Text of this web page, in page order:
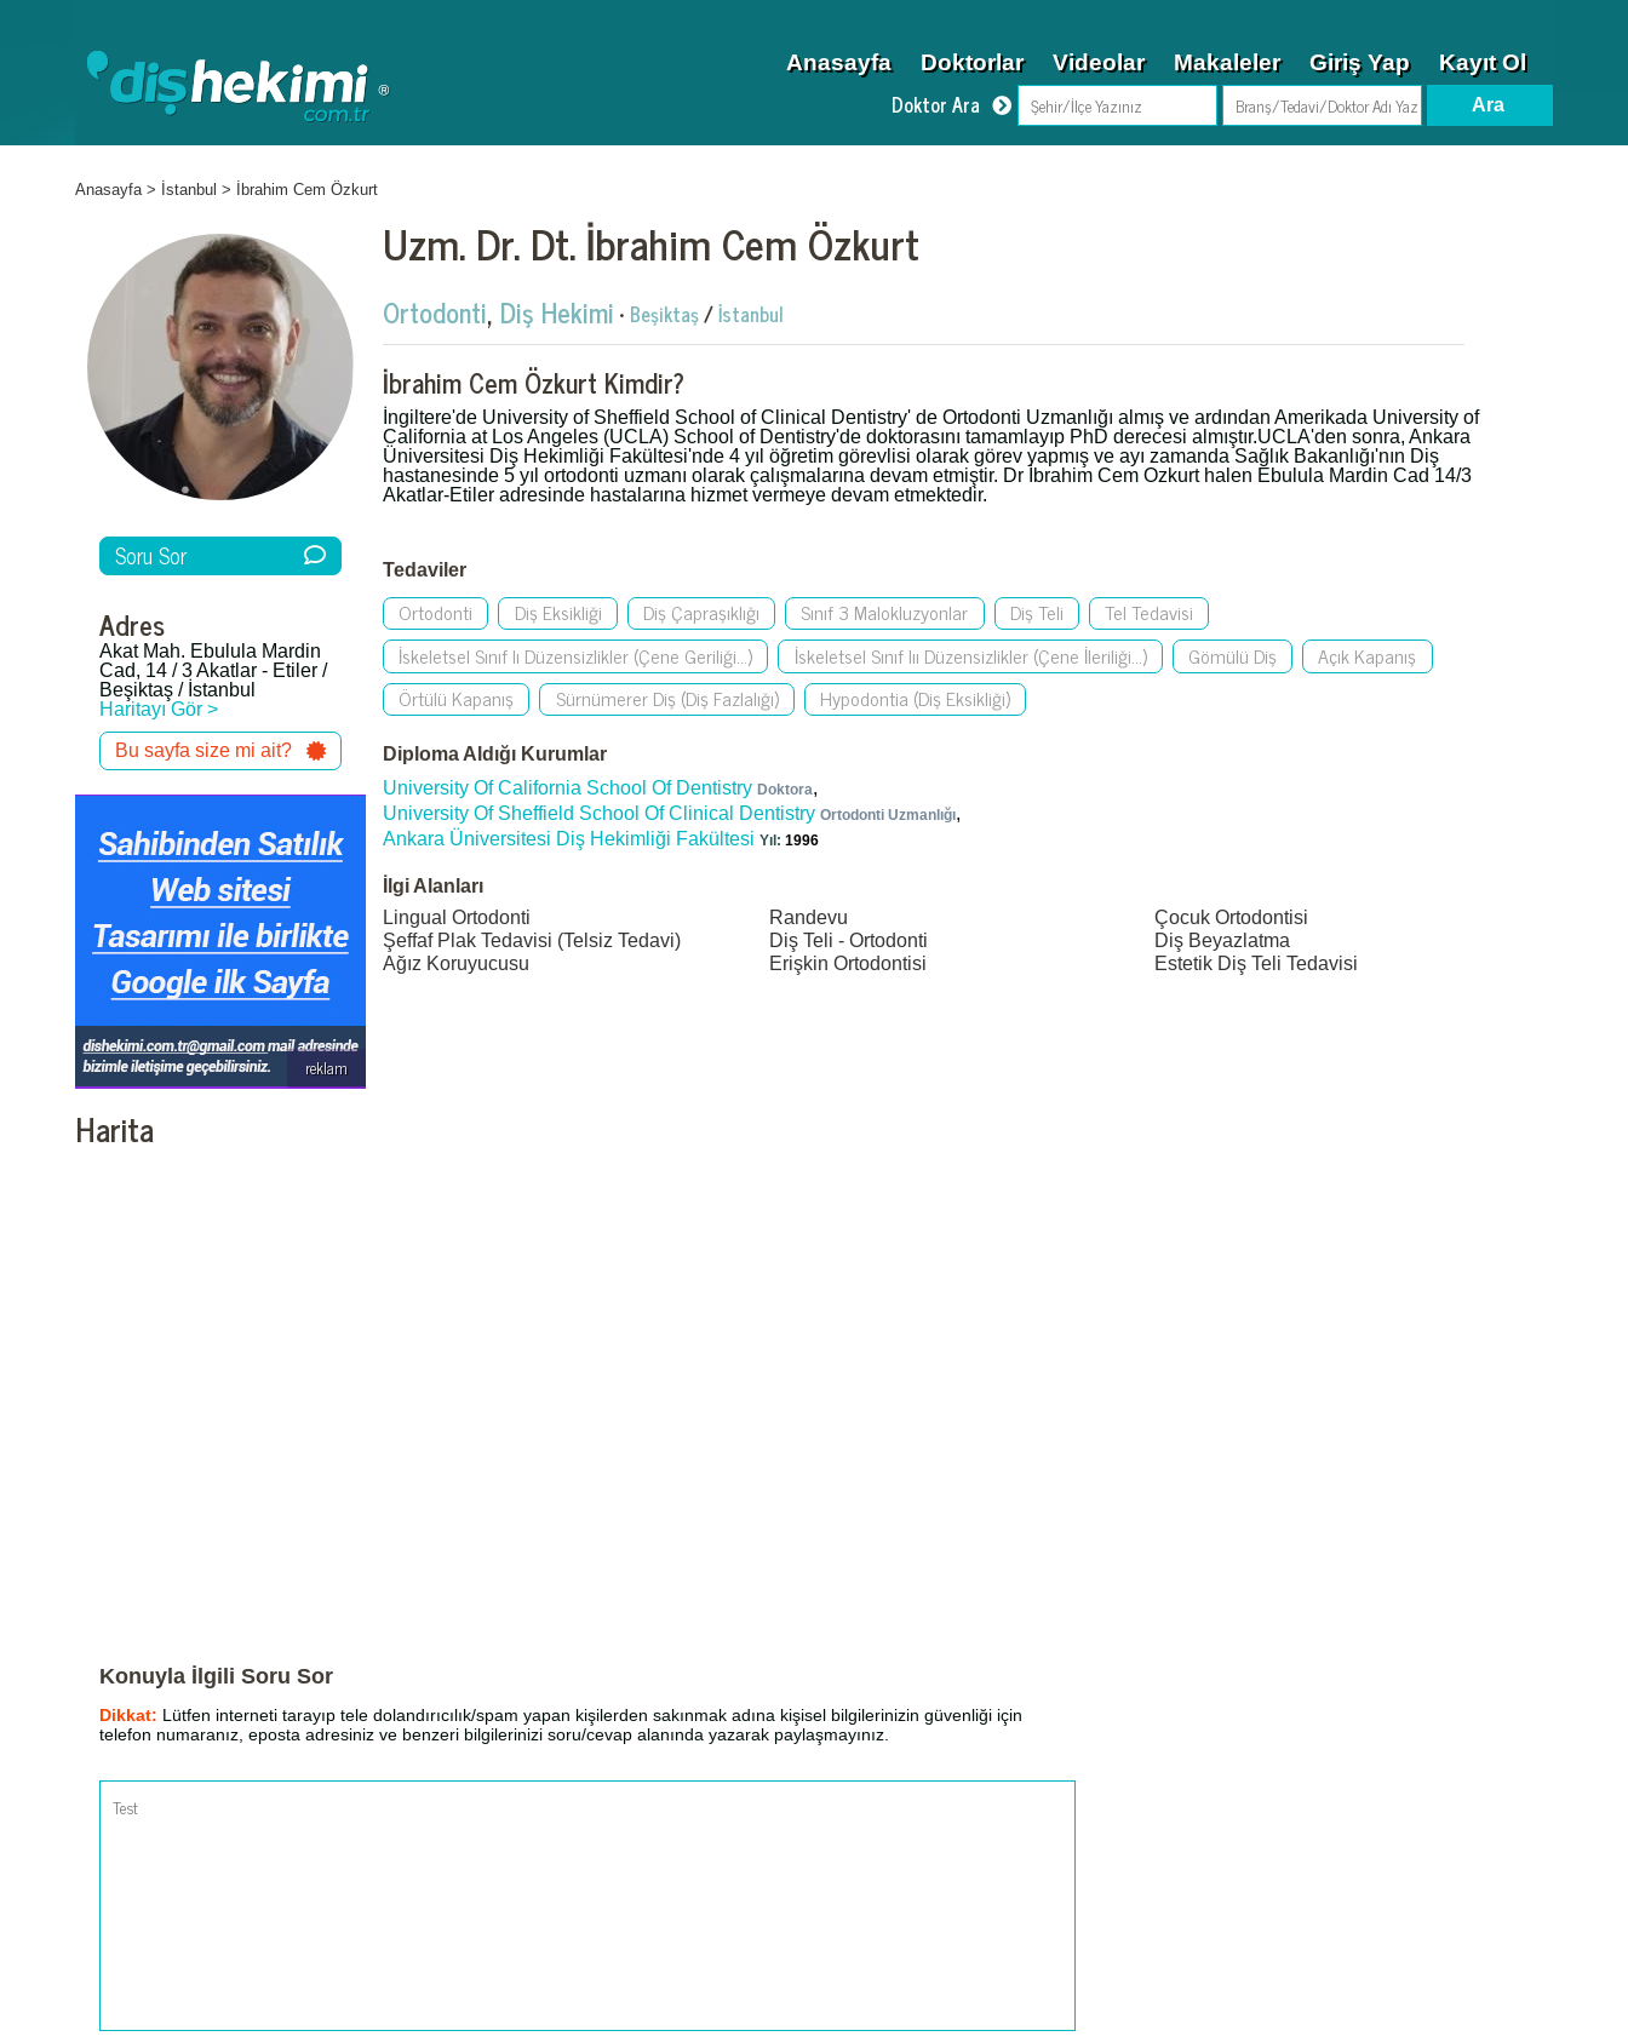
Anasayfa Doktorlar Videolar Makaleler Giriş Yap Kayıt Ol
Doktor Ara
Anasayfa> İstanbul > İbrahim Cem Özkurt
Soru Sor
Adres
Akat Mah. Ebulula Mardin
Cad, 14 / 3 Akatlar - Etiler /
Beşiktaş / İstanbul
Haritayı Gör >
Bu sayfa size mi ait?
reklam
Uzm. Dr. Dt. İbrahim Cem Özkurt
Ortodonti, Diş Hekimi • Beşiktaş/İstanbul
İbrahim Cem Özkurt Kimdir?
İngiltere'de University of Sheffield School of Clinical Dentistry' de Ortodonti Uzmanlığı almış ve ardından Amerikada University of
California at Los Angeles (UCLA) School of Dentistry'de doktorasını tamamlayıp PhD derecesi almıştır.UCLA'den sonra, Ankara
Üniversitesi Diş Hekimliği Fakültesi'nde 4 yıl öğretim görevlisi olarak görev yapmış ve ayı zamanda Sağlık Bakanlığı'nın Diş
hastanesinde 5 yıl ortodonti uzmanı olarak çalışmalarına devam etmiştir. Dr İbrahim Cem Ozkurt halen Ebulula Mardin Cad 14/3
Akatlar-Etiler adresinde hastalarına hizmet vermeye devam etmektedir.
Tedaviler
Ortodonti Diş Eksikliği Diş Çapraşıklığı Sınıf 3 Malokluzyonlar Diş Teli
Tel Tedavisi
İskeletsel Sınıf Iı Düzensizlikler (Çene Geriliği...)
İskeletsel Sınıf Iıı Düzensizlikler (Çene İleriliği...) Gömülü Diş
Açık Kapanış
Örtülü Kapanış
Sürnümerer Diş (Diş Fazlalığı) Hypodontia (Diş Eksikliği)
Diploma Aldığı Kurumlar
University Of California School Of Dentistry Doktora,
University Of Sheffield School Of Clinical Dentistry Ortodonti Uzmanlığı,
Ankara Üniversitesi Diş Hekimliği Fakültesi
1996
İlgi Alanları
Lingual Ortodonti
Şeffaf Plak Tedavisi (Telsiz Tedavi)
Ağız Koruyucusu
Randevu
Diş Teli - Ortodonti
Erişkin Ortodontisi
Çocuk Ortodontisi
Diş Beyazlatma
Estetik Diş Teli Tedavisi
Harita
Konuyla İlgili Soru Sor
Dikkat: Lütfen interneti tarayıp tele dolandırıcılık/spam yapan kişilerden sakınmak adına kişisel bilgilerinizin güvenliği için
telefon numaranız, eposta adresiniz ve benzeri bilgilerinizi soru/cevap alanında yazarak paylaşmayınız.